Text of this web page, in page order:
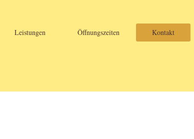
Leistungen Öffnungszeiten Kontakt